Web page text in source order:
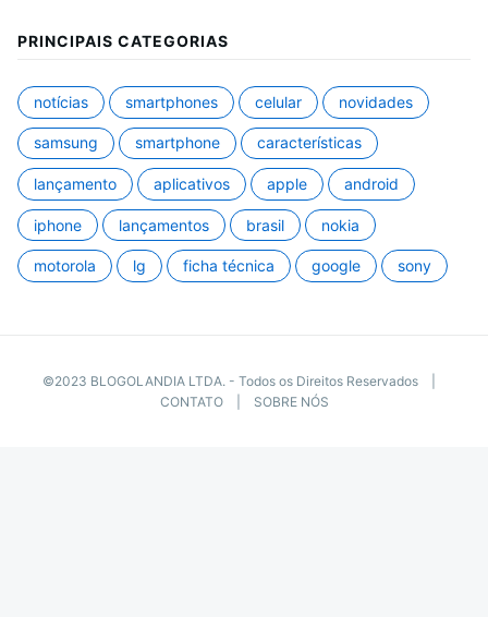
PRINCIPAIS CATEGORIAS
notícias smartphones celular novidades
samsung smartphone características
lançamento aplicativos apple android
iphone lançamentos brasil nokia
motorola lg ficha técnica google sony
©2023 BLOGOLANDIA LTDA. - Todos os Direitos Reservados |
CONTATO| SOBRE NÓS